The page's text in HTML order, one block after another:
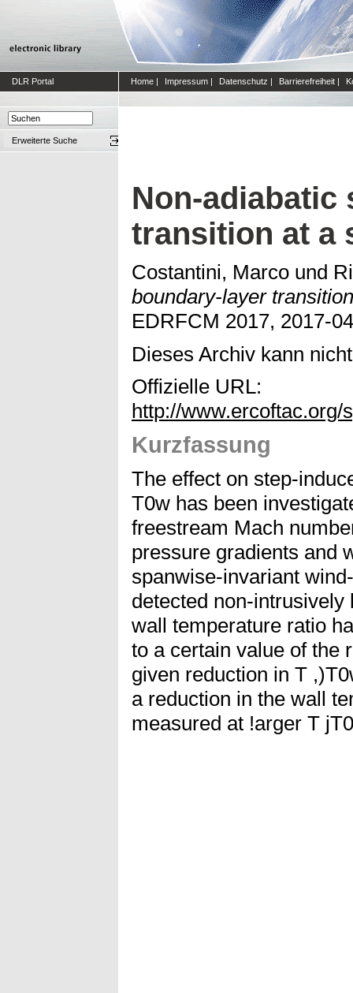
DLR Portal Home | Impressum | Datenschutz | Barrierefreiheit |
Erweiterte Suche
Non-adiabatic
transition at a
Costantini, Marco und
boundary-layer
EDRFCM 2017, 2017-
Dieses Archiv kann
Offizielle URL:
http://www.ercoftac.org/
Kurzfassung
The effect on step-
T0w has been
freestream Mach
pressure gradients and
spanwise-invariant
detected non-
wall temperature ratio
to a certain value of the
given reduction in T
a reduction in the wall
measured at !arger T